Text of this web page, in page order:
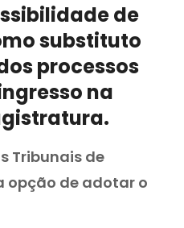
de
substituto
processos
na
Tribunais de
opção de adotar o